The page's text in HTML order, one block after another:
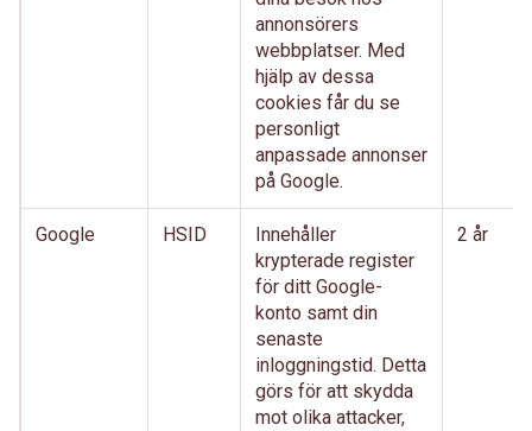
annonsörers
webbplatser. Med
hjälp av dessa
cookies får du se
personligt
anpassade annonser
på Google.
Google HSID
Innehåller
krypterade register
för ditt Google-
konto samt din
senaste
inloggningstid. Detta
görs för att skydda
mot olika attacker,
2 år